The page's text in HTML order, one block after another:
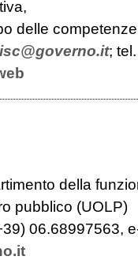
delle competenze
;
della
pubblico (UOLP)
06.68997563,